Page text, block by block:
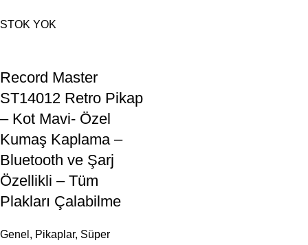
STOK YOK
Record Master
ST14012 Retro Pikap
– Kot Mavi- Özel
Kumaş Kaplama –
Bluetooth ve Şarj
Özellikli – Tüm
Plakları Çalabilme
Genel , Pikaplar, Süper